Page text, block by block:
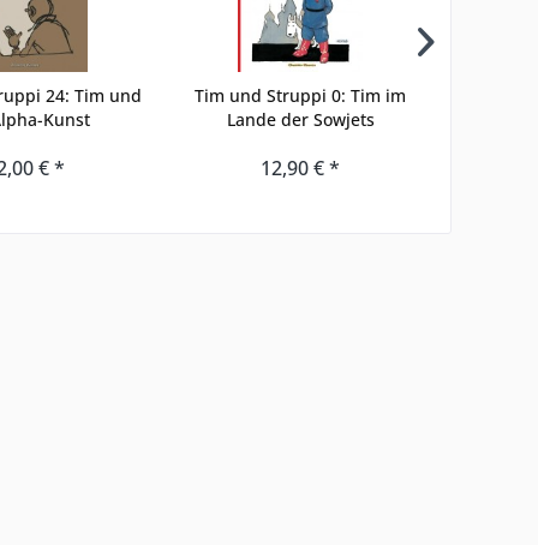
24: Tim und
Kunst
€ *
Tim und Struppi 0: Tim im
Lande der Sowjets
12,90 € *